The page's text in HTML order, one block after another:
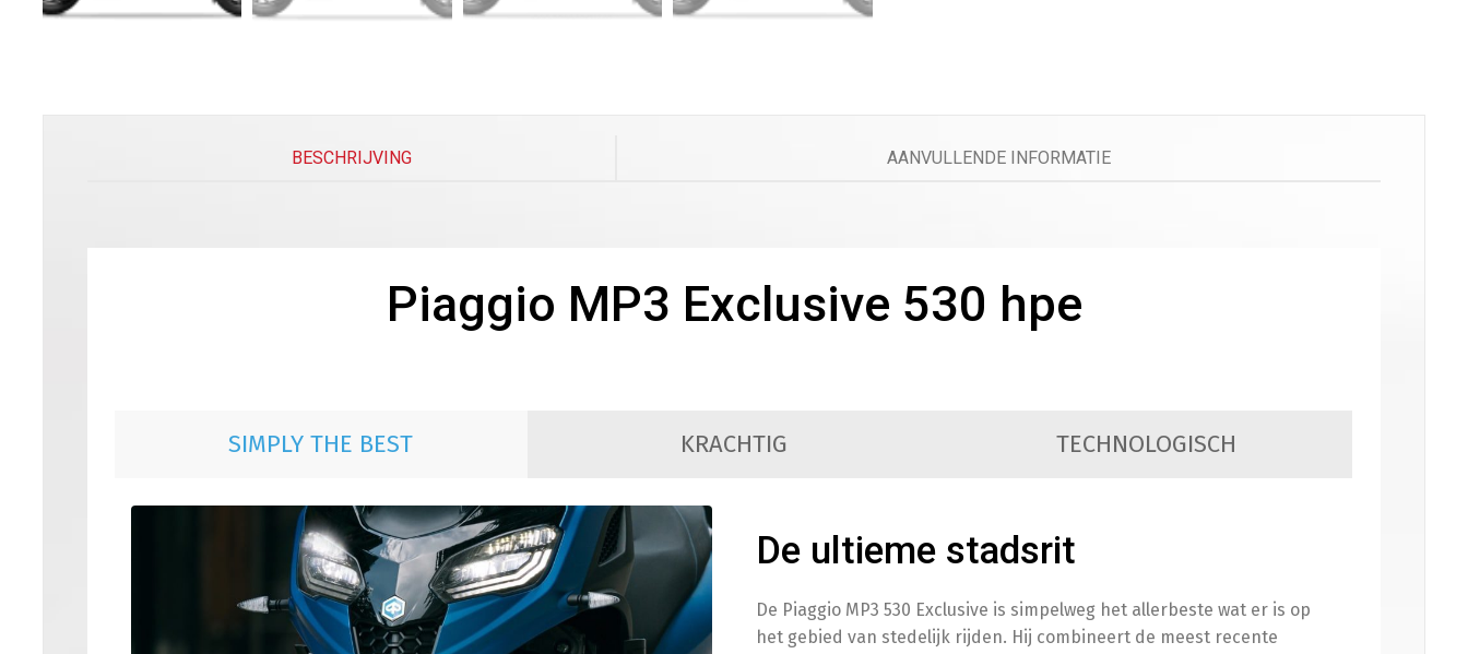
BESCHRIJVING AANVULLENDE INFORMATIE
Piaggio MP3 Exclusive 530 hpe
SIMPLY THE BEST KRACHTIG TECHNOLOGISCH
De ultieme stadsrit
De Piaggio MP3 530 Exclusive is simpelweg het allerbeste wat er is op
het gebied van stedelijk rijden. Hij combineert de meest recente